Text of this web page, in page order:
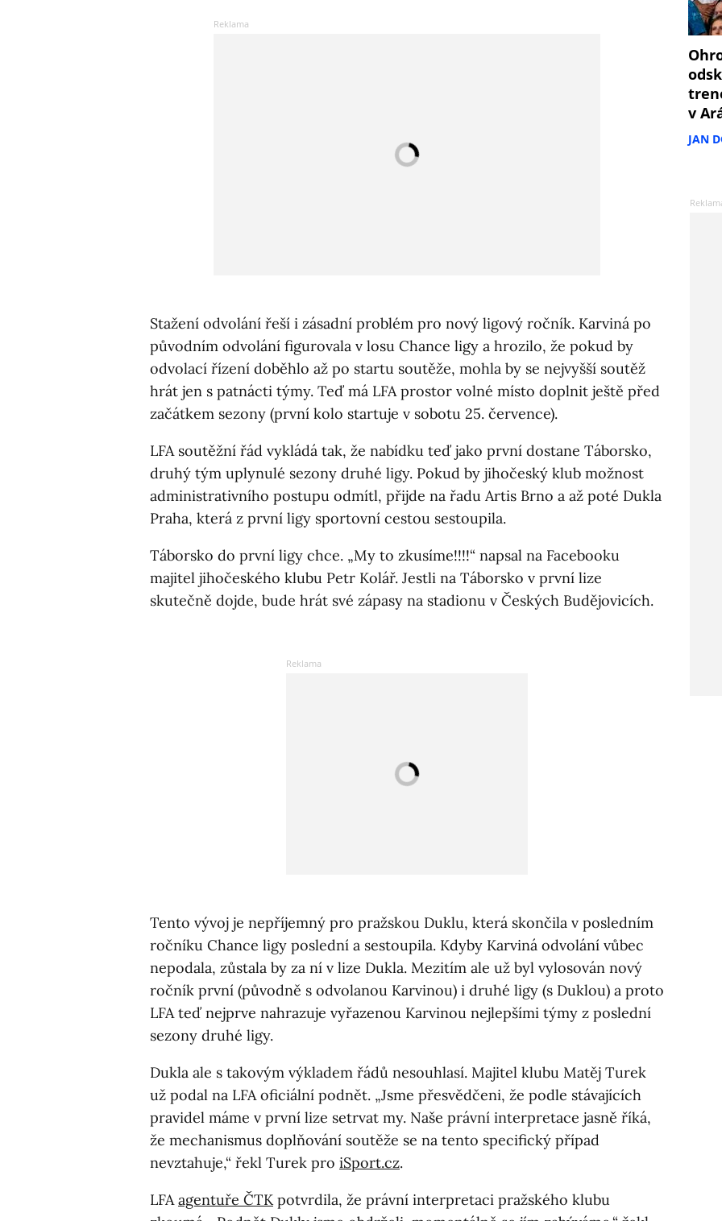
Stažení odvolání řeší i zásadní problém pro nový ligový ročník. Karviná po
původním odvolání figurovala v losu Chance ligy a hrozilo, že pokud by
odvolací řízení doběhlo až po startu soutěže, mohla by se nejvyšší soutěž
hrát jen s patnácti týmy. Teď má LFA prostor volné místo doplnit ještě před
začátkem sezony (první kolo startuje v sobotu 25. července).
LFA soutěžní řád vykládá tak, že nabídku teď jako první dostane Táborsko,
druhý tým uplynulé sezony druhé ligy. Pokud by jihočeský klub možnost
administrativního postupu odmítl, přijde na řadu Artis Brno a až poté Dukla
Praha, která z první ligy sportovní cestou sestoupila.
Táborsko do první ligy chce. „My to zkusíme!!!!“ napsal na Facebooku
majitel jihočeského klubu Petr Kolář. Jestli na Táborsko v první lize
skutečně dojde, bude hrát své zápasy na stadionu v Českých Budějovicích.
Tento vývoj je nepříjemný pro pražskou Duklu, která skončila v posledním
ročníku Chance ligy poslední a sestoupila. Kdyby Karviná odvolání vůbec
nepodala, zůstala by za ní v lize Dukla. Mezitím ale už byl vylosován nový
ročník první (původně s odvolanou Karvinou) i druhé ligy (s Duklou) a proto
LFA teď nejprve nahrazuje vyřazenou Karvinou nejlepšími týmy z poslední
sezony druhé ligy.
Dukla ale s takovým výkladem řádů nesouhlasí. Majitel klubu Matěj Turek
už podal na LFA oficiální podnět. „Jsme přesvědčeni, že podle stávajících
pravidel máme v první lize setrvat my. Naše právní interpretace jasně říká,
že mechanismus doplňování soutěže se na tento specifický případ
nevztahuje,“ řekl Turek pro iSport.cz.
LFAagentuře ČTKpotvrdila, že právní interpretaci pražského klubu
v
JAN